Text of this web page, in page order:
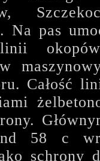
pas
Całość
58 c
schrony